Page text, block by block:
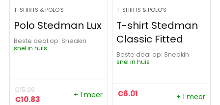
T-SHIRTS & POLO'S
Polo Stedman Lux
Beste deal op:
Sneakin
snel in huis
€15.99
Oorspronkelijke prijs was: €15.99.
€10.83 Huidige prijs is: €10.83.
+ 1 meer
T-SHIRTS & POLO'S
T-shirt Stedman
Classic Fitted
Beste deal op:
Sneakin
snel in huis
€6.01 + 1 meer